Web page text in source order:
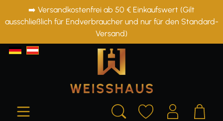
springen
➡️ Versandkostenfrei ab 50 € Einkaufswert (Gilt
ausschließlich für Endverbraucher und nur für den Standard-
Versand)